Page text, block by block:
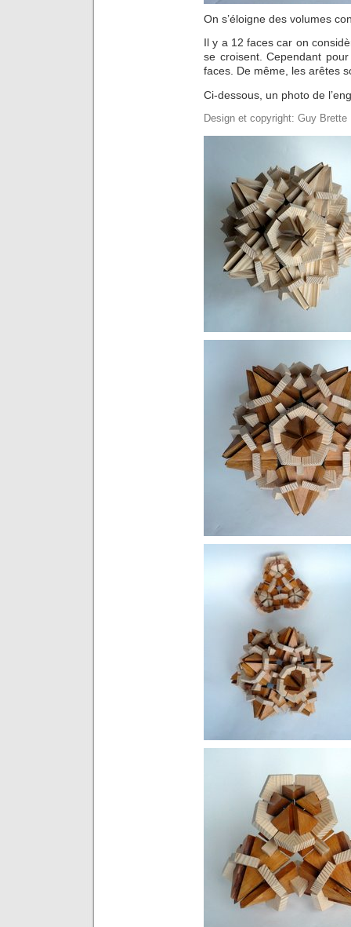
On s’éloigne des volumes
Il y a 12 faces car on
se croisent. Cependant
faces. De même, les arêtes
Ci-dessous, un photo de
Design et copyright: Guy Brette